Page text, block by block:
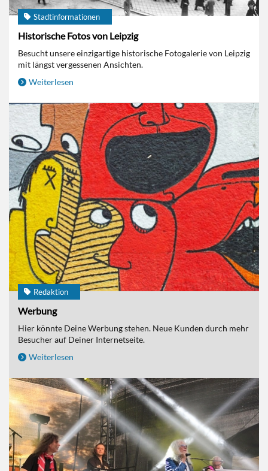
Stadtinformationen
Historische Fotos von Leipzig
Besucht unsere einzigartige historische Fotogalerie von Leipzig
mit längst vergessenen Ansichten.
Weiterlesen
Redaktion
Werbung
Hier könnte Deine Werbung stehen. Neue Kunden durch mehr
Besucher auf Deiner Internetseite.
Weiterlesen